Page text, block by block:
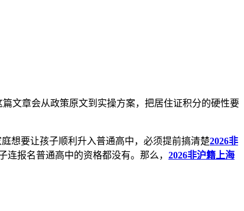
文章会从政策原文到实操方案，把居住证积分的硬性要
想要让孩子顺利升入普通高中，必须提前搞清楚2026非
报名普通高中的资格都没有。那么， 2026非沪籍上海